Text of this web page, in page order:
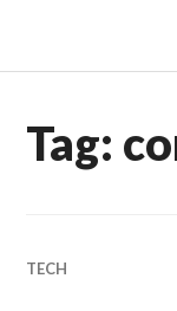
inhoud
Tag:
TECH